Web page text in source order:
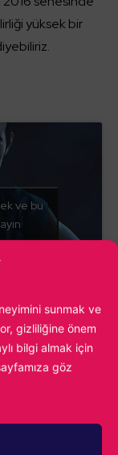
sunmak ve
gizliliğine önem
bilgi almak için
göz
yüksek bir
ve bu
indirim
ve ilk oyun